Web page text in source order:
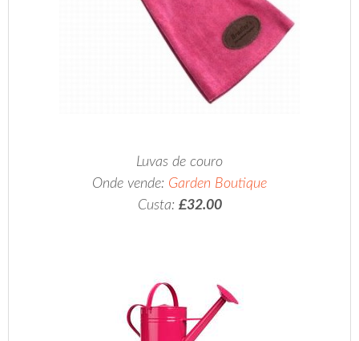
Luvas de couro
Onde vende: Garden Boutique
Custa: £32.00